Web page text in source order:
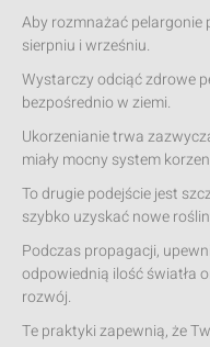
Aby rozmnażać pelargonie
sierpniu i wrześniu.
Wystarczy odciąć zdrowe
bezpośrednio w ziemi.
Ukorzenianie trwa
miały mocny system
To drugie podejście jest
szybko uzyskać nowe
Podczas propagacji,
odpowiednią ilość światła
rozwój.
Te praktyki zapewnią, że